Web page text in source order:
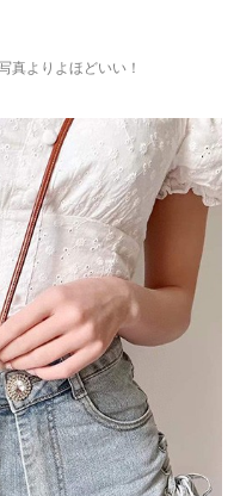
真よりよほどいい！